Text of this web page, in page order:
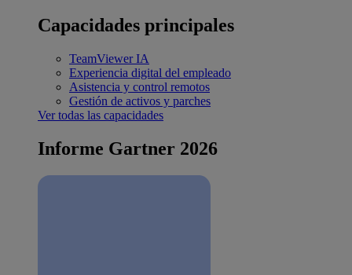
Capacidades principales
TeamViewer IA
Experiencia digital del empleado
Asistencia y control remotos
Gestión de activos y parches
Ver todas las capacidades
Informe Gartner 2026